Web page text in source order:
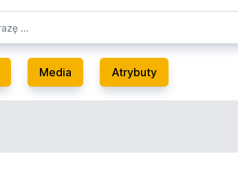
Media Atrybuty